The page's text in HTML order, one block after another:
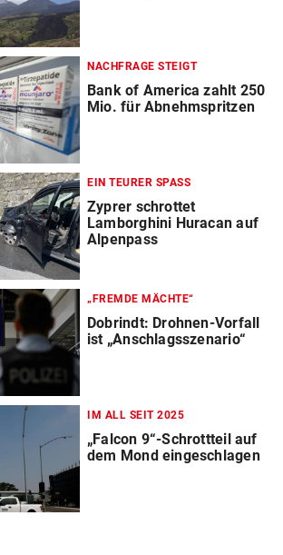
NACHFRAGE STEIGT
Bank of America zahlt 250
Mio. für Abnehmspritzen
EIN TEURER SPASS
Zyprer schrottet
Lamborghini Huracan auf
Alpenpass
„FREMDE MÄCHTE“
Dobrindt: Drohnen-Vorfall
ist „Anschlagsszenario“
IM ALL SEIT 2025
„Falcon 9“-Schrottteil auf
dem Mond eingeschlagen